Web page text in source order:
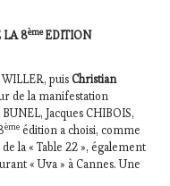
LA 8èmeEDITION
puisChristian
de la manifestation
Jacques CHIBOIS,
ème édition a choisi, comme
la « Table 22 », également
« Uva » à Cannes. Une